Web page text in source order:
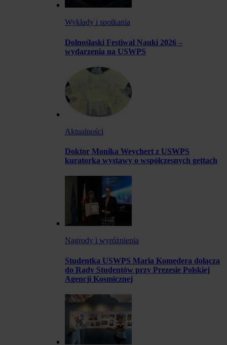
Wykłady i spotkania
Dolnośląski Festiwal Nauki 2026 –
wydarzenia na USWPS
Aktualności
Doktor Monika Weychert z USWPS
kuratorką wystawy o współczesnych gettach
Nagrody i wyróżnienia
Studentka USWPS Maria Komędera dołącza
do Rady Studentów przy Prezesie Polskiej
Agencji Kosmicznej